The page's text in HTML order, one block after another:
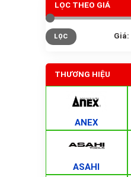
LỌC THEO GIÁ
Giá
tối
thiểu
Giá
tối
đa
LỌC Giá:
THƯƠNG HIỆU
ANEX
ASAHI